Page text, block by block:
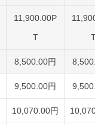
11,900.00P
T
8,500.00円
9,500.00円
10,070.00円